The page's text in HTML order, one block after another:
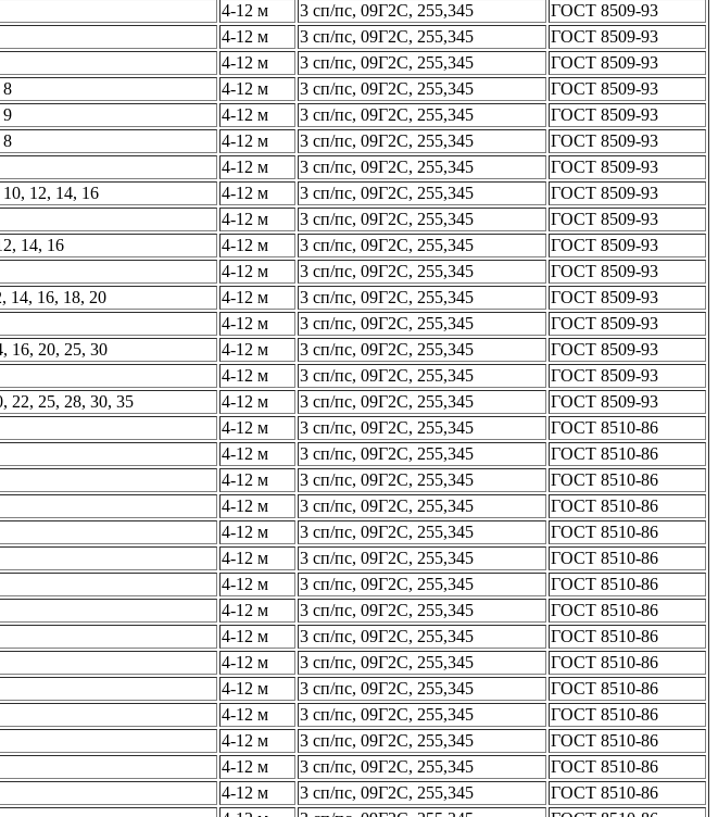
4-12 м 3 сп/пс, 09Г2С, 255,345
ГОСТ 8509-93
4-12 м 3 сп/пс, 09Г2С, 255,345
ГОСТ 8509-93
4-12 м 3 сп/пс, 09Г2С, 255,345
ГОСТ 8509-93
8 4-12 м 3 сп/пс, 09Г2С, 255,345
ГОСТ 8509-93
9 4-12 м 3 сп/пс, 09Г2С, 255,345
ГОСТ 8509-93
8 4-12 м 3 сп/пс, 09Г2С, 255,345
ГОСТ 8509-93
4-12 м 3 сп/пс, 09Г2С, 255,345
ГОСТ 8509-93
12, 14, 16 4-12 м 3 сп/пс, 09Г2С, 255,345
ГОСТ 8509-93
4-12 м 3 сп/пс, 09Г2С, 255,345
ГОСТ 8509-93
14, 16 4-12 м 3 сп/пс, 09Г2С, 255,345
ГОСТ 8509-93
4-12 м 3 сп/пс, 09Г2С, 255,345
ГОСТ 8509-93
14, 16, 18, 20 4-12 м 3 сп/пс, 09Г2С, 255,345
ГОСТ 8509-93
4-12 м 3 сп/пс, 09Г2С, 255,345
ГОСТ 8509-93
16, 20, 25, 30 4-12 м 3 сп/пс, 09Г2С, 255,345
ГОСТ 8509-93
4-12 м 3 сп/пс, 09Г2С, 255,345
ГОСТ 8509-93
22, 25, 28, 30, 35 4-12 м 3 сп/пс, 09Г2С, 255,345
ГОСТ 8509-93
4-12 м 3 сп/пс, 09Г2С, 255,345
ГОСТ 8510-86
4-12 м 3 сп/пс, 09Г2С, 255,345
ГОСТ 8510-86
4-12 м 3 сп/пс, 09Г2С, 255,345
ГОСТ 8510-86
4-12 м 3 сп/пс, 09Г2С, 255,345
ГОСТ 8510-86
4-12 м 3 сп/пс, 09Г2С, 255,345
ГОСТ 8510-86
4-12 м 3 сп/пс, 09Г2С, 255,345
ГОСТ 8510-86
4-12 м 3 сп/пс, 09Г2С, 255,345
ГОСТ 8510-86
4-12 м 3 сп/пс, 09Г2С, 255,345
ГОСТ 8510-86
4-12 м 3 сп/пс, 09Г2С, 255,345
ГОСТ 8510-86
4-12 м 3 сп/пс, 09Г2С, 255,345
ГОСТ 8510-86
4-12 м 3 сп/пс, 09Г2С, 255,345
ГОСТ 8510-86
4-12 м 3 сп/пс, 09Г2С, 255,345
ГОСТ 8510-86
4-12 м 3 сп/пс, 09Г2С, 255,345
ГОСТ 8510-86
4-12 м 3 сп/пс, 09Г2С, 255,345
ГОСТ 8510-86
4-12 м 3 сп/пс, 09Г2С, 255,345
ГОСТ 8510-86